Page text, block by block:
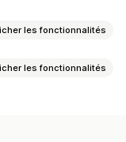
les fonctionnalités
les fonctionnalités